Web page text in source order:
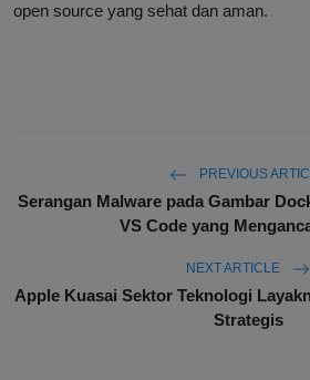
open source yang sehat dan aman.
PREVIOUS
Serangan Malware pada Gambar
VS Code yang
NEXT ARTICLE
Apple Kuasai Sektor Teknologi
Strategis